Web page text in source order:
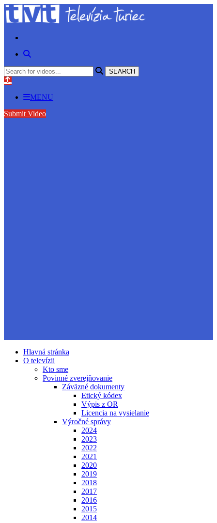
MENU
Submit Video
Hlavná stránka
O televízii
Kto sme
Povinné zverejňovanie
Záväzné dokumenty
Etický kódex
Výpis z OR
Licencia na vysielanie
Výročné správy
2024
2023
2022
2021
2020
2019
2018
2017
2016
2015
2014